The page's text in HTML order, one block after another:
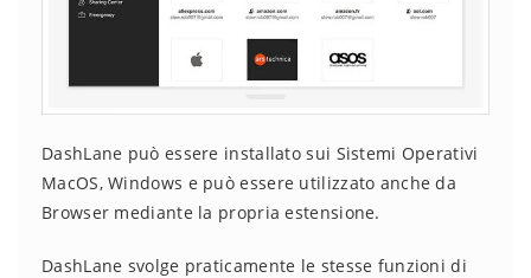
DashLane può essere installato sui Sistemi Operativi
MacOS, Windows e può essere utilizzato anche da
Browser mediante la propria estensione.
DashLane svolge praticamente le stesse funzioni di